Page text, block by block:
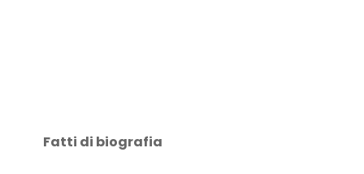
Fatti di biografia